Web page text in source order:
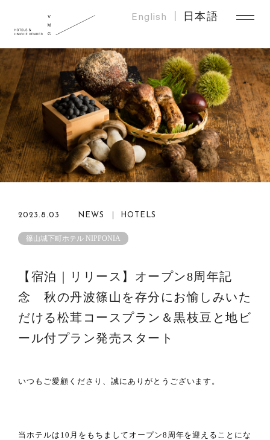
English 日本語
2023.8.03 NEWS ｜ HOTELS
篠⼭城下町ホテル NIPPONIA
【宿泊｜リリース】オープン8周年記
念 秋の丹波篠山を存分にお愉しみいた
だける松茸コースプラン＆黒枝豆と地ビ
ール付プラン発売スタート
いつもご愛顧くださり、誠にありがとうございます。
当ホテルは10月をもちましてオープン8周年を迎えることにな